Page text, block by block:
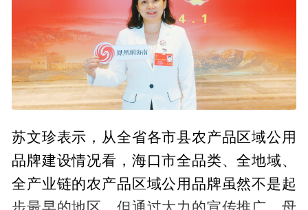
苏文珍表示，从全省各市县农产品区域公用
品牌建设情况看，海口市全品类、全地域、
全产业链的农产品区域公用品牌虽然不是起